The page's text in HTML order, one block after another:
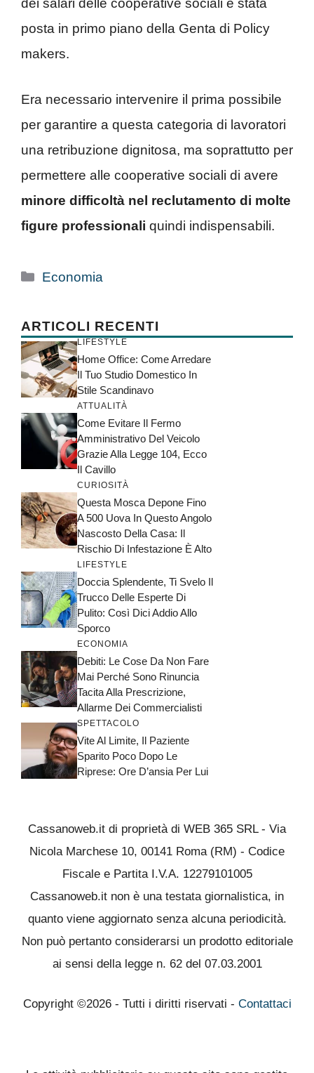
dei salari delle cooperative sociali è stata
posta in primo piano della Genta di Policy
makers.
Era necessario intervenire il prima possibile
per garantire a questa categoria di lavoratori
una retribuzione dignitosa, ma soprattutto per
permettere alle cooperative sociali di avere
minore difficoltà nel reclutamento di molte
figure professionali quindi indispensabili.
Categorie
Economia
ARTICOLI RECENTI
LIFESTYLE
Home Office: Come Arredare
Il Tuo Studio Domestico In
Stile Scandinavo
ATTUALITÀ
Come Evitare Il Fermo
Amministrativo Del Veicolo
Grazie Alla Legge 104, Ecco
Il Cavillo
CURIOSITÀ
Questa Mosca Depone Fino
A 500 Uova In Questo Angolo
Nascosto Della Casa: Il
Rischio Di Infestazione È Alto
LIFESTYLE
Doccia Splendente, Ti Svelo Il
Trucco Delle Esperte Di
Pulito: Così Dici Addio Allo
Sporco
ECONOMIA
Debiti: Le Cose Da Non Fare
Mai Perché Sono Rinuncia
Tacita Alla Prescrizione,
Allarme Dei Commercialisti
SPETTACOLO
Vite Al Limite, Il Paziente
Sparito Poco Dopo Le
Riprese: Ore D’ansia Per Lui
Cassanoweb.it di proprietà di WEB 365 SRL - Via
Nicola Marchese 10, 00141 Roma (RM) - Codice
Fiscale e Partita I.V.A. 12279101005
Cassanoweb.it non è una testata giornalistica, in
quanto viene aggiornato senza alcuna periodicità.
Non può pertanto considerarsi un prodotto editoriale
ai sensi della legge n. 62 del 07.03.2001
Copyright ©2026 - Tutti i diritti riservati - Contattaci